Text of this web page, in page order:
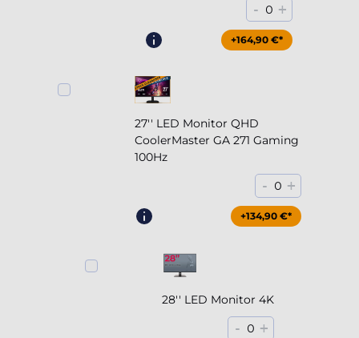
- 0 +
+164,90 €*
27'' LED Monitor QHD
CoolerMaster GA 271 Gaming
100Hz
- 0 +
+204,90 €*
+134,90 €*
28'' LED Monitor 4K
- 0 +